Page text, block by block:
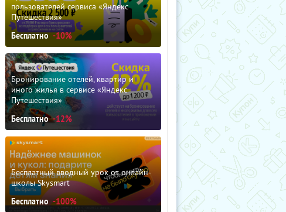
пользователей сервиса «Яндекс
Путешествия»
Бесплатно -10%
Бронирование отелей, квартир и
иного жилья в сервисе «Яндекс
Путешествия»
Бесплатно -12%
Бесплатный вводный урок от онлайн-
школы Skysmart
Бесплатно -100%